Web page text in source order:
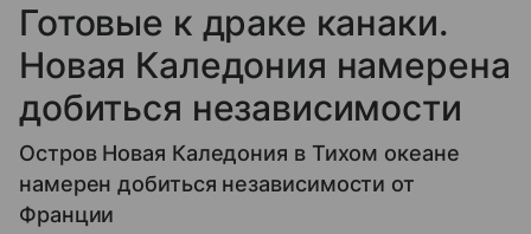
Готовые к драке канаки.
Новая Каледония намерена
добиться независимости
Остров Новая Каледония в Тихом океане
намерен добиться независимости от
Франции